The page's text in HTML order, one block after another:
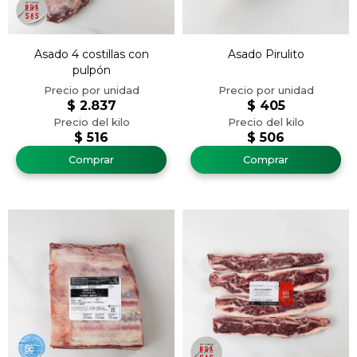
Asado 4 costillas con
pulpón
$ 516
$ 2.837
Asado Pirulito
$ 506
$ 405